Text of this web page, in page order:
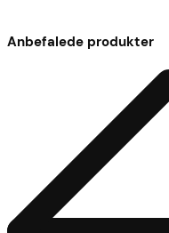
Anbefalede produkter